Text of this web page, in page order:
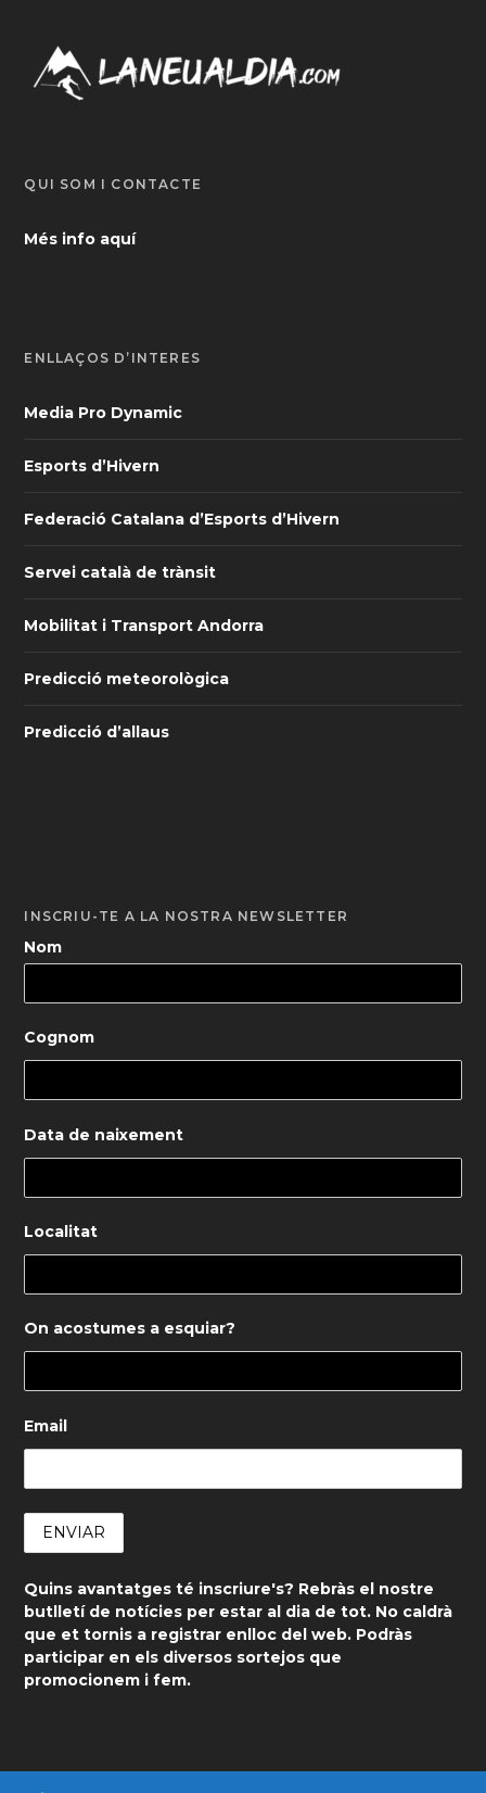
QUI SOM I CONTACTE
Més info aquí
ENLLAÇOS D’INTERÈS
Media Pro Dynamic
Esports d’Hivern
Federació Catalana d’Esports d’Hivern
Servei català de trànsit
Mobilitat i Transport Andorra
Predicció meteorològica
Predicció d’allaus
INSCRIU-TE A LA NOSTRA NEWSLETTER
Nom
Cognom
Data de naixement
Localitat
On acostumes a esquiar?
Email
Quins avantatges té inscriure's? Rebràs el nostre
butlletí de notícies per estar al dia de tot. No caldrà
que et tornis a registrar enlloc del web. Podràs
participar en els diversos sortejos que
promocionem i fem.